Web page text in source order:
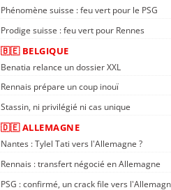
Phénomène suisse : feu vert pour le PSG
Prodige suisse : feu vert pour Rennes
🇧🇪 BELGIQUE
Benatia relance un dossier XXL
Rennais prépare un coup inouï
Stassin, ni privilégié ni cas unique
🇩🇪 ALLEMAGNE
Nantes : Tylel Tati vers l'Allemagne ?
Rennais : transfert négocié en Allemagne
PSG : confirmé, un crack file vers